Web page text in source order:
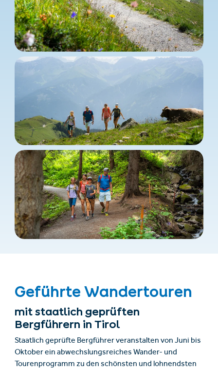
Geführte Wandertouren
mit staatlich geprüften
Bergführern in Tirol
Staatlich geprüfte Bergführer veranstalten von Juni bis
Oktober ein abwechslungsreiches Wander- und
Tourenprogramm zu den schönsten und lohnendsten